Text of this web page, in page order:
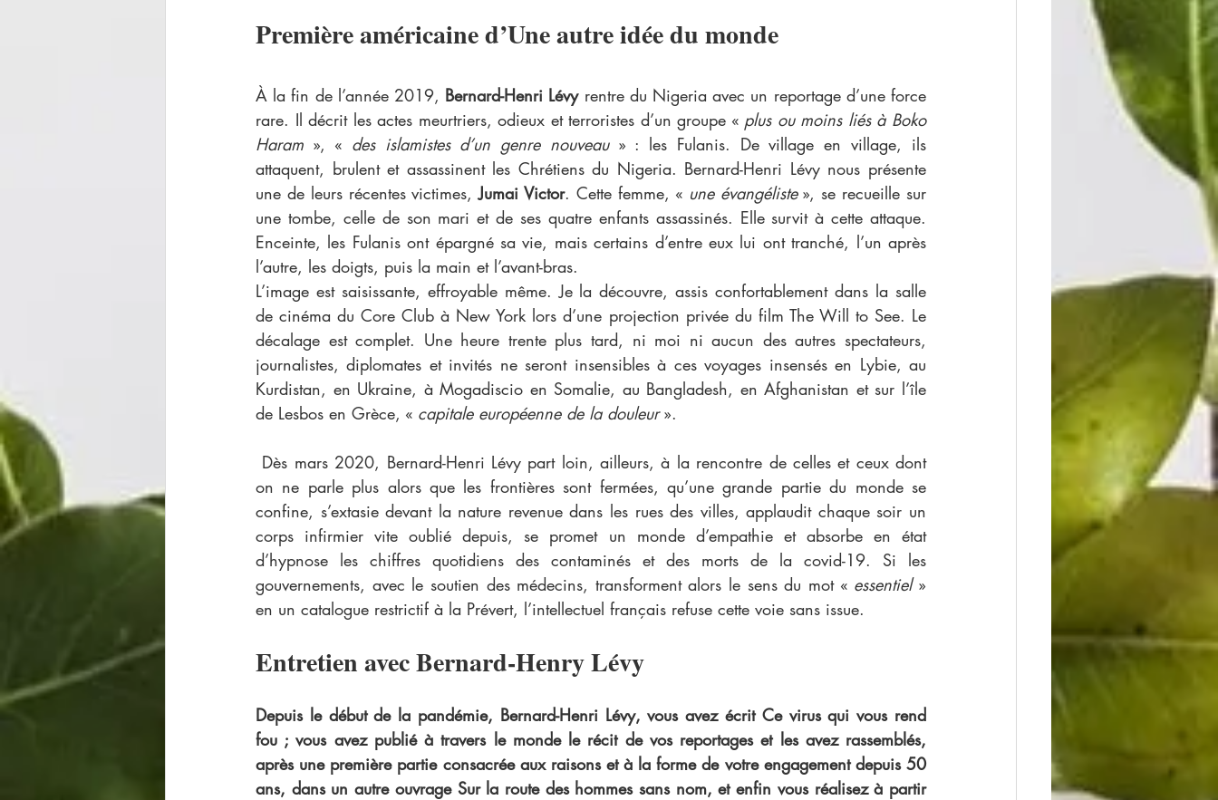
Première américaine d’Une autre idée du monde
À la fin de l’année 2019, Bernard-Henri Lévy rentre du Nigeria avec un reportage d’une force
rare. Il décrit les actes meurtriers, odieux et terroristes d’un groupe « plus ou moins liés à Boko
Haram », « des islamistes d’un genre nouveau » : les Fulanis. De village en village, ils
attaquent, brulent et assassinent les Chrétiens du Nigeria. Bernard-Henri Lévy nous présente
une de leurs récentes victimes, Jumai Victor. Cette femme, « une évangéliste », se recueille sur
une tombe, celle de son mari et de ses quatre enfants assassinés. Elle survit à cette attaque.
Enceinte, les Fulanis ont épargné sa vie, mais certains d’entre eux lui ont tranché, l’un après
l’autre, les doigts, puis la main et l’avant-bras.
L’image est saisissante, effroyable même. Je la découvre, assis confortablement dans la salle
de cinéma du Core Club à New York lors d’une projection privée du film The Will to See. Le
décalage est complet. Une heure trente plus tard, ni moi ni aucun des autres spectateurs,
journalistes, diplomates et invités ne seront insensibles à ces voyages insensés en Lybie, au
Kurdistan, en Ukraine, à Mogadiscio en Somalie, au Bangladesh, en Afghanistan et sur l’île
de Lesbos en Grèce, « capitale européenne de la douleur ».
on ne parle plus alors que les frontières sont fermées, qu’une grande partie du monde se
confine, s’extasie devant la nature revenue dans les rues des villes, applaudit chaque soir un
corps infirmier vite oublié depuis, se promet un monde d’empathie et absorbe en état
d’hypnose les chiffres quotidiens des contaminés et des morts de la covid-19. Si les
gouvernements, avec le soutien des médecins, transforment alors le sens du mot « essentiel »
en un catalogue restrictif à la Prévert, l’intellectuel français refuse cette voie sans issue.
Entretien avec Bernard-Henry Lévy
Depuis le début de la pandémie, Bernard-Henri Lévy, vous avez écrit Ce virus qui vous rend
fou ; vous avez publié à travers le monde le récit de vos reportages et les avez rassemblés,
après une première partie consacrée aux raisons et à la forme de votre engagement depuis 50
ans, dans un autre ouvrage Sur la route des hommes sans nom, et enfin vous réalisez à partir